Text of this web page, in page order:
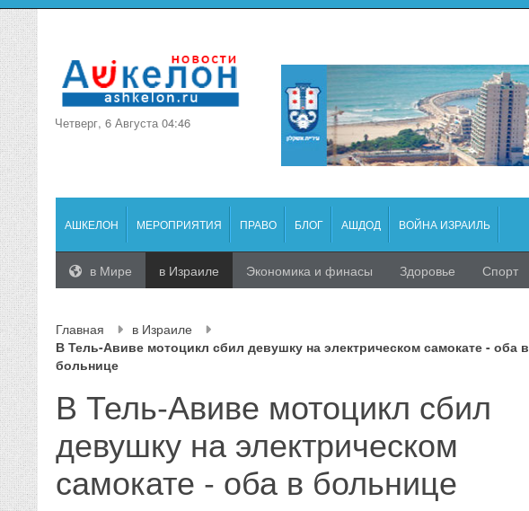
Четверг, 6 Августа 04:46
АШКЕЛОН МЕРОПРИЯТИЯ ПРАВО БЛОГ АШДОД ВОЙНА ИЗРАИЛЬ
в Мире в Израиле Экономика и финасы Здоровье Спорт
Главная
в Израиле
В Тель-Авиве мотоцикл сбил девушку на электрическом самокате - оба в
больнице
В Тель-Авиве мотоцикл сбил
девушку на электрическом
самокате - оба в больнице